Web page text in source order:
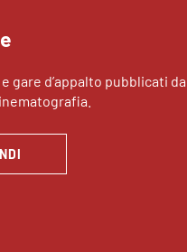
gare d’appalto pubblicati